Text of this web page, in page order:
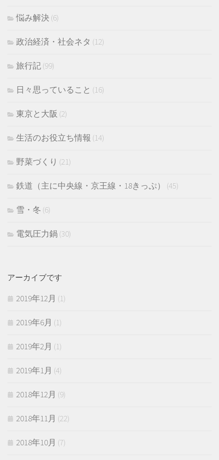
悩み解決(6)
政治経済・社会ネタ (12)
旅行記(99)
日々思っていること (16)
東京と大阪 (2)
生活のお役立ち情報 (14)
野菜づくり (21)
鉄道（主に中央線・京王線・18きっぷ） (45)
雪・冬 (6)
電気圧力鍋 (30)
アーカイブです
2019年12月 (1)
2019年6月 (1)
2019年2月 (1)
2019年1月 (4)
2018年12月 (9)
2018年11月 (22)
2018年10月 (7)